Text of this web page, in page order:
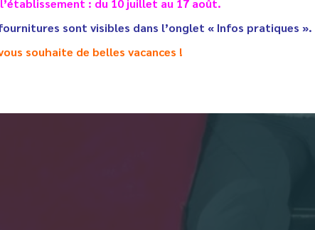
sont visibles dans l’onglet « Infos pratiques ».
souhaite de belles vacances !